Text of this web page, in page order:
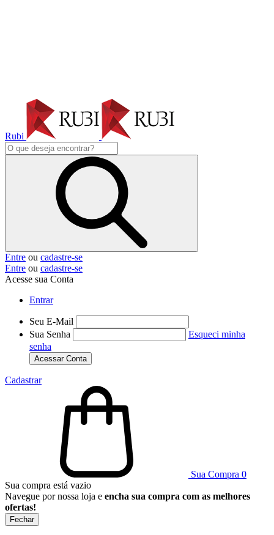
Rubi
Entre ou cadastre-se
Entre ou cadastre-se
Acesse sua Conta
Entrar
Seu E-Mail
Sua Senha
Esqueci minha
senha
Acessar Conta
Cadastrar
Sua Compra 0
Sua compra está vazio
Navegue por nossa loja e encha sua compra com as melhores
ofertas!
Fechar